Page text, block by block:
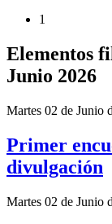
1
Elementos
Junio 2026
Martes 02 de Junio
Primer
divulgación
Martes 02 de Junio